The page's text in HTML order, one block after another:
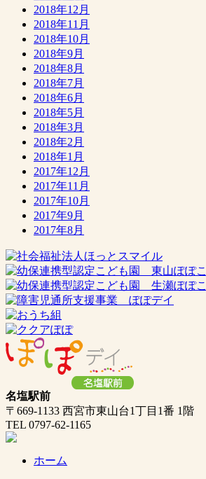
2018年12月
2018年11月
2018年10月
2018年9月
2018年8月
2018年7月
2018年6月
2018年5月
2018年3月
2018年2月
2018年1月
2017年12月
2017年11月
2017年10月
2017年9月
2017年8月
名塩駅前
〒669-1133 西宮市東山台1丁目1番 1階
TEL 0797-62-1165
ホーム